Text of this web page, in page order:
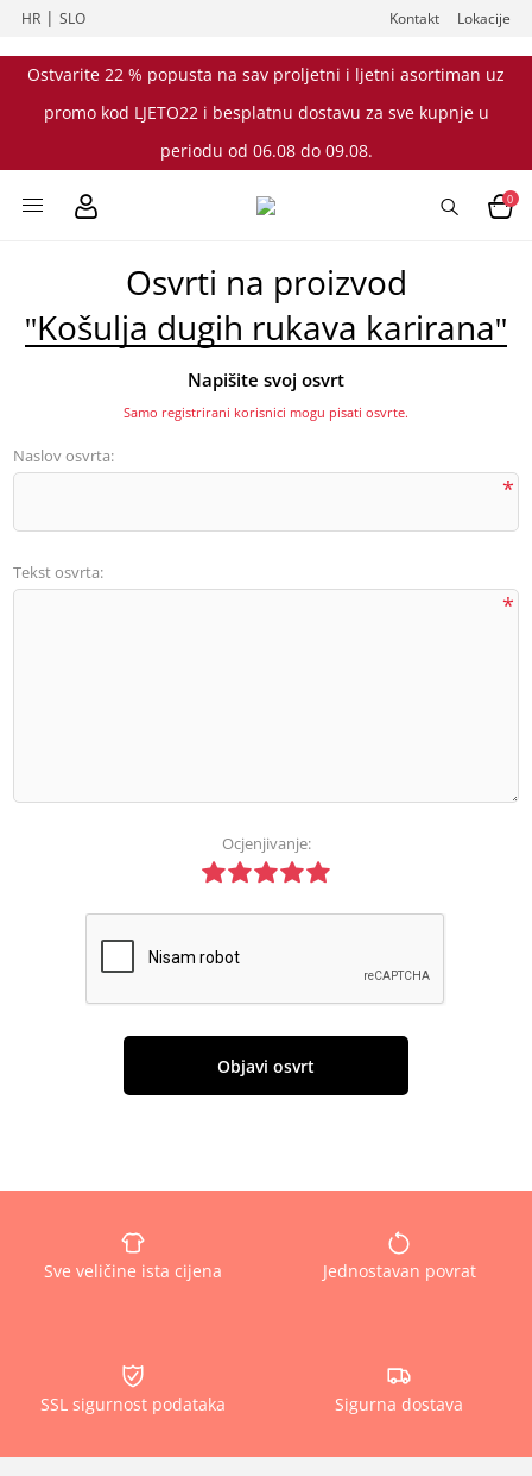
HR |SLO Kontakt Lokacije
Ostvarite 22 % popusta na sav proljetni i ljetni asortiman uz
promo kod LJETO22 i besplatnu dostavu za sve kupnje u
periodu od 06.08 do 09.08.
0
Osvrti na proizvod
Košulja dugih rukava karirana
Napišite svoj osvrt
Samo registrirani korisnici mogu pisati osvrte.
Naslov osvrta:
*
Tekst osvrta:
*
Ocjenjivanje:
Objavi osvrt
Sve veličine ista cijena Jednostavan povrat
SSL sigurnost podataka Sigurna dostava